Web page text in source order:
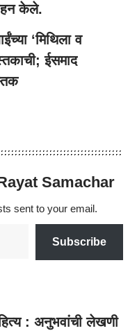
केले.
‘मिथिला व
ईसमाद
Samachar
sent to your email.
Subscribe
: अनुभवांची लेखणी